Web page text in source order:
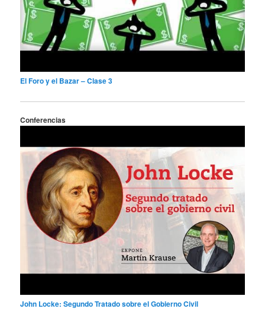
El Foro y el Bazar – Clase 3
Conferencias
John Locke: Segundo Tratado sobre el Gobierno Civil